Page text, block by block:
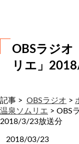
OBSラジオ
リエ」
記事 > OBSラジオ >
温泉ソムリエ > OBS
2018/3/23放送分
2018/03/23